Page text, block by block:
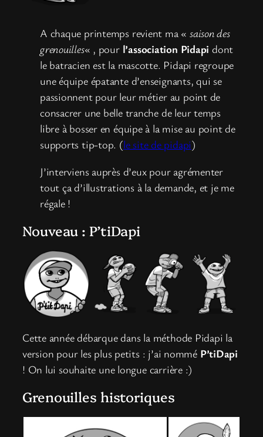
A chaque printemps revient ma « saison des
grenouilles« , pour l’association Pidapi dont
le batracien est la mascotte. Pidapi regroupe
une équipe épatante d’enseignants, qui se
passionnent pour leur métier au point de
consacrer une belle tranche de leur temps
libre à bosser en équipe à la mise au point de
supports tip-top. (le site de pidapi)
J’interviens auprès d’eux pour agrémenter
tout ça d’illustrations à la demande, et je me
régale !
Nouveau : P’tiDapi
Cette année débarque dans la méthode Pidapi la
version pour les plus petits : j’ai nommé P’tiDapi
! On lui souhaite une longue carrière :)
Grenouilles historiques